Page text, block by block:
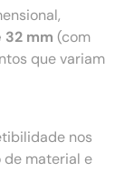
32 mm (com
que variam
nos
de material e